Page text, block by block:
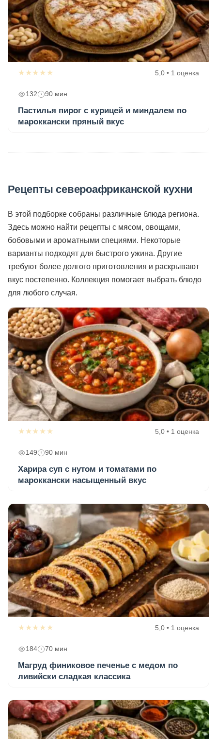
★★★★★ 5,0 • 1 оценка
132 90 мин
Пастилья пирог с курицей и миндалем по
мароккански пряный вкус
Рецепты североафриканской кухни
В этой подборке собраны различные блюда региона.
Здесь можно найти рецепты с мясом, овощами,
бобовыми и ароматными специями. Некоторые
варианты подходят для быстрого ужина. Другие
требуют более долгого приготовления и раскрывают
вкус постепенно. Коллекция помогает выбрать блюдо
для любого случая.
★★★★★ 5,0 • 1 оценка
149 90 мин
Харира суп с нутом и томатами по
мароккански насыщенный вкус
★★★★★ 5,0 • 1 оценка
184 70 мин
Магруд финиковое печенье с медом по
ливийски сладкая классика